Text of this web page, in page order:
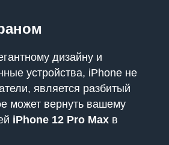
дизайну и
устройства, iPhone не
является разбитый
может вернуть вашему
iPhone 12 Pro Max в